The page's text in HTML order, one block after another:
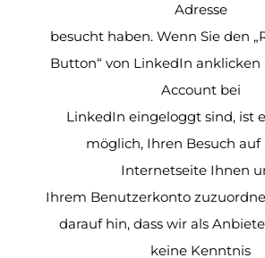
Adresse
besucht haben. Wenn Sie den
Button“ von LinkedIn
Account bei
LinkedIn eingeloggt sind, ist
möglich, Ihren Besuch auf
Internetseite Ihnen
Ihrem Benutzerkonto
darauf hin, dass wir als
keine Kenntnis